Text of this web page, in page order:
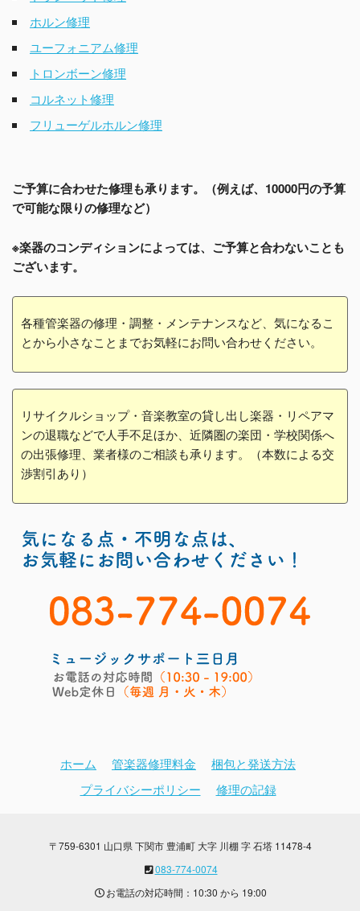
ホルン修理
ユーフォニアム修理
トロンボーン修理
コルネット修理
フリューゲルホルン修理
ご予算に合わせた修理も承ります。（例えば、10000円の予算
で可能な限りの修理など）
※楽器のコンディションによっては、ご予算と合わないことも
ございます。
各種管楽器の修理・調整・メンテナンスなど、気になるこ
とから小さなことまでお気軽にお問い合わせください。
リサイクルショップ・音楽教室の貸し出し楽器・リペアマ
ンの退職などで人手不足ほか、近隣圏の楽団・学校関係へ
の出張修理、業者様のご相談も承ります。（本数による交
渉割引あり）
ホーム 管楽器修理料金
梱包と発送方法
プライバシーポリシー
修理の記録
〒759-6301 山口県 下関市 豊浦町 大字 川棚 字 石塔 11478-4
083-774-0074
お電話の対応時間：10:30 から 19:00